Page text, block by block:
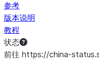
参考
版本说明
教程
状态
前往 https://china-